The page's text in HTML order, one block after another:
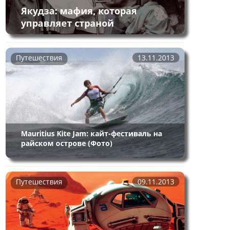
Якудза: мафия, которая
управляет страной
Путешествия 13.11.2013
Mauritius Kite Jam: кайт-фестиваль на
райском острове (Фото)
Путешествия 09.11.2013